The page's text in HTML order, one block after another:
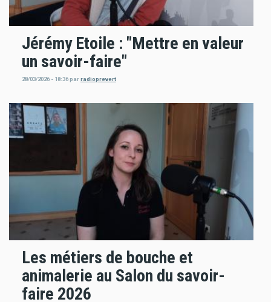
Jérémy Etoile : "Mettre en valeur
un savoir-faire"
28/03/2026 - 18:36parradioprevert
Les métiers de bouche et
animalerie au Salon du savoir-
faire 2026